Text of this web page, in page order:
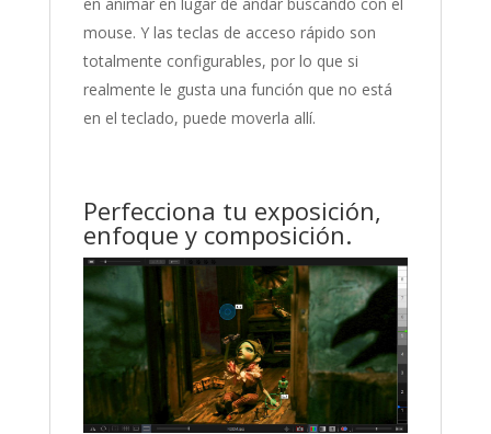
en animar en lugar de andar buscando con el
mouse. Y las teclas de acceso rápido son
totalmente configurables, por lo que si
realmente le gusta una función que no está
en el teclado, puede moverla allí.
Perfecciona tu exposición,
enfoque y composición.